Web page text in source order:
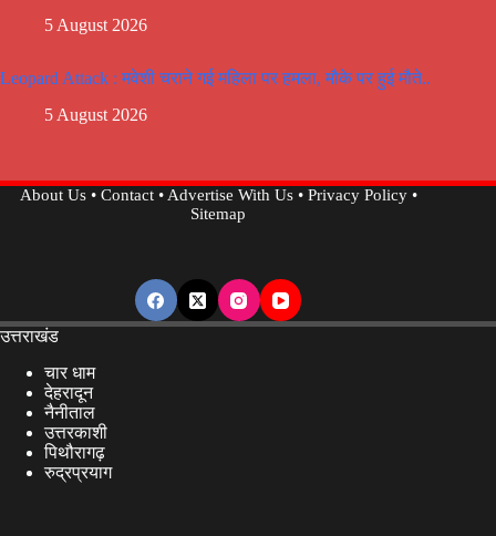
5 August 2026
Leopard Attack : मवेशी चराने गई महिला पर हमला, मौके पर हुई मौते..
5 August 2026
About Us• Contact•Advertise With Us• Privacy Policy•
Sitemap
उत्तराखंड
चार धाम
देहरादून
नैनीताल
उत्तरकाशी
पिथौरागढ़
रुद्रप्रयाग